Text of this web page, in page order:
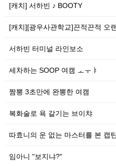
[캐치] 서하빈 ♪ BOOTY
[캐치][광우사관학교]끈적끈적 오
서하빈 터미널 라인보소
세차하는 SOOP 여캠 ㅗㅜㅑ
짬뽕 3초만에 완뽕한 여캠
복화술로 욕 갈기는 브이챠
따효니의 운 없는 마스터를 본 캡
임아니 "보지냐?"